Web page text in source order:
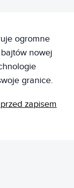
ogromne
nowej
granice.
zapisem